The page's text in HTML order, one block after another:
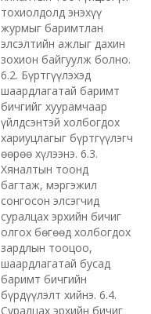
тохиолдолд энэхүү
журмыг баримтлан
элсэлтийн ажлыг дахин
зохион байгуулж болно.
6.2. Бүртгүүлэхэд
шаардлагатай баримт
бичгийг хуурамчаар
үйлдсэнтэй холбогдох
хариуцлагыг бүртгүүлэгч
өөрөө хүлээнэ. 6.3.
Хяналтын тоонд
багтаж, мэргэжил
сонгосон элсэгчид
суралцах эрхийн бичиг
олгох бөгөөд холбогдох
зардлын тооцоо,
шаардлагатай бусад
баримт бичгийн
бүрдүүлэлт хийнэ. 6.4.
Суралцах эрхийн бичиг